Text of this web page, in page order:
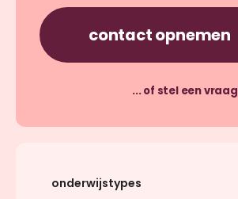
contact opnemen
... of stel een vraag
onderwijstypes